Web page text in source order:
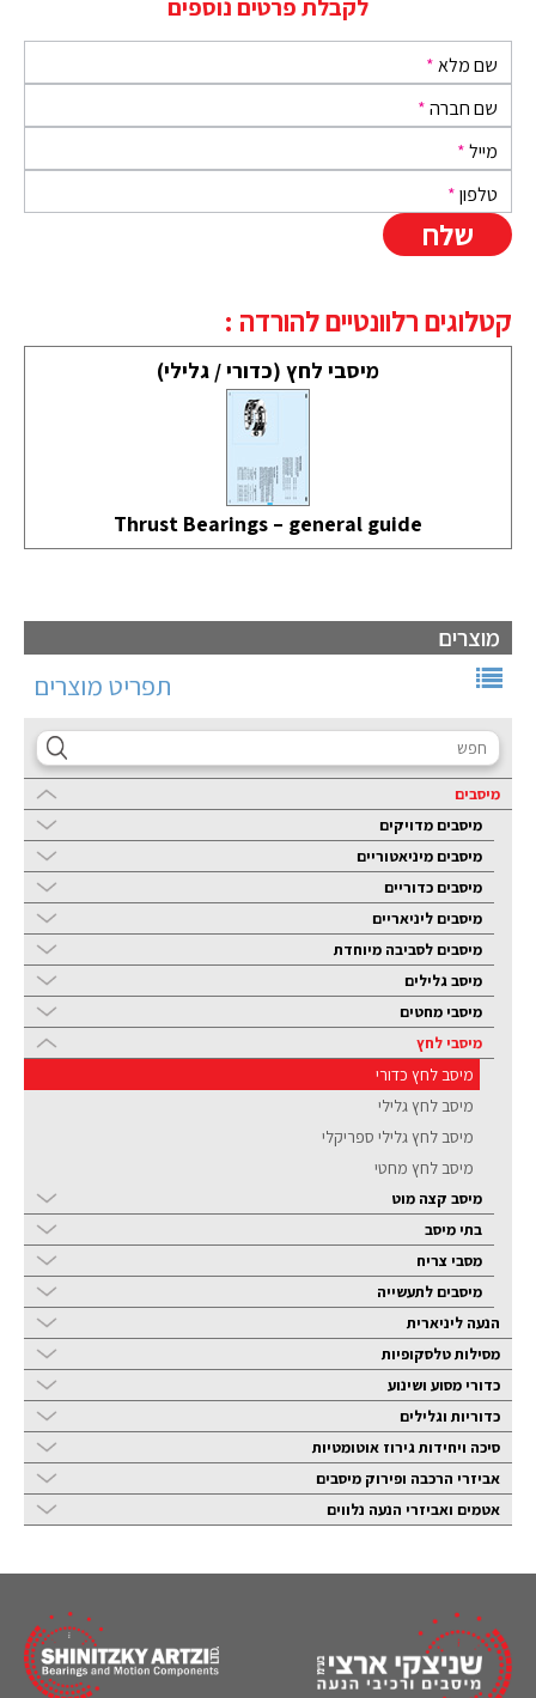
מוצרים
תפריט מוצרים
מיסבים
מיסבים מדויקים
מיסבים מיניאטוריים
מיסבים כדוריים
מיסבים ליניאריים
מיסבים לסביבה מיוחדת
מיסב גלילים
מיסבי מחטים
מיסבי לחץ
מיסב לחץ כדורי
מיסב לחץ גלילי
מיסב לחץ גלילי ספריקלי
מיסב לחץ מחטי
מיסב קצה מוט
בתי מיסב
מסבי צריח
מיסבים לתעשייה
הנעה ליניארית
מסילות טלסקופיות
כדורי מסוע ושינוע
כדוריות וגלילים
סיכה ויחידות גירוז אוטומטיות
אביזרי הרכבה ופירוק מיסבים
אטמים ואביזרי הנעה נלווים
לקבלת פרטים נוספים
שם מלא*
שם חברה*
מייל*
טלפון*
קטלוגים רלוונטיים להורדה :
מיסבי לחץ (כדורי / גלילי)
Thrust Bearings – general guide